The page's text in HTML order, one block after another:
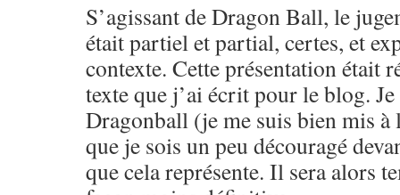
S’agissant de Dragon Ball, le
était partiel et partial, certes, et
contexte. Cette présentation était
texte que j’ai écrit pour le blog.
Dragonball (je me suis bien mis
que je sois un peu découragé
que cela représente. Il sera alors